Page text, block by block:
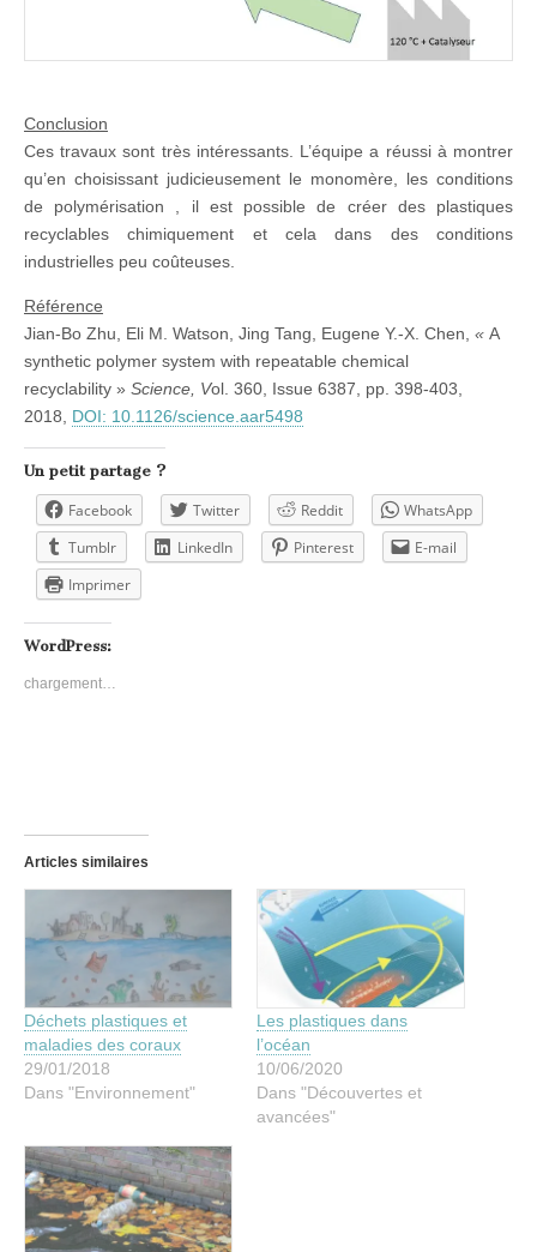
Conclusion
Ces travaux sont très intéressants. L’équipe a réussi à montrer
qu’en choisissant judicieusement le monomère, les conditions
de polymérisation , il est possible de créer des plastiques
recyclables chimiquement et cela dans des conditions
industrielles peu coûteuses.
Référence
Jian-Bo Zhu
Eli M. Watson Jing Tang Eugene Y.-X. Chen, « A
synthetic polymer system with repeatable chemical
recyclability » Science, Vol. 360, Issue 6387, pp. 398-403,
2018, DOI: 10.1126/science.aar5498
Un petit partage ?
Facebook Twitter Reddit
WhatsApp
Tumblr
LinkedIn Pinterest
E-mail
Imprimer
WordPress:
chargement…
Articles similaires
Déchets plastiques et
maladies des coraux
29/01/2018
Dans "Environnement"
Les plastiques dans
l’océan
10/06/2020
Dans "Découvertes et
avancées"